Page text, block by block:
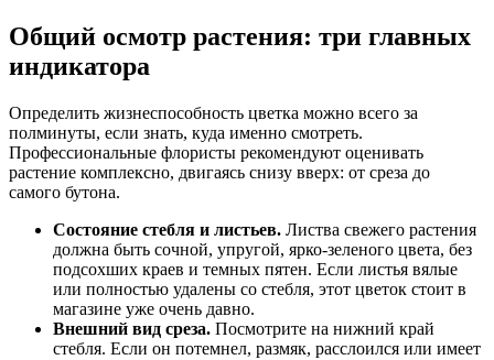
Общий осмотр растения: три главных
индикатора
Определить жизнеспособность цветка можно всего за
полминуты, если знать, куда именно смотреть.
Профессиональные флористы рекомендуют оценивать
растение комплексно, двигаясь снизу вверх: от среза до
самого бутона.
Состояние стебля и листьев. Листва свежего растения
должна быть сочной, упругой, ярко-зеленого цвета, без
подсохших краев и темных пятен. Если листья вялые
или полностью удалены со стебля, этот цветок стоит в
магазине уже очень давно.
Внешний вид среза. Посмотрите на нижний край
стебля. Если он потемнел, размяк, расслоился или имеет